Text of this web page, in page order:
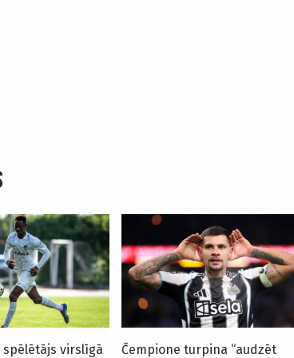
spēlētājs virslīgā Čempione turpina “audzēt